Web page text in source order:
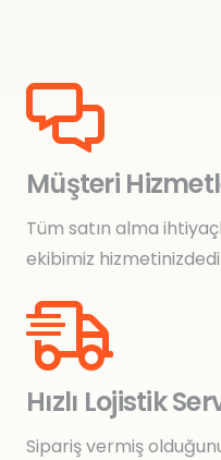
Müşteri
Tüm satın alma
ekibimiz
Hızlı Lojistik
Sipariş vermiş